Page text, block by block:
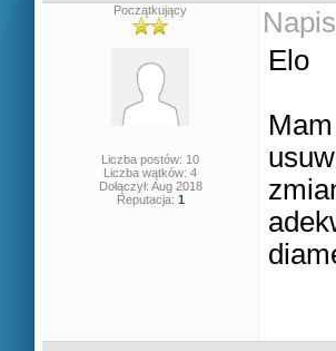
Początkujący
Liczba postów: 10
Liczba wątków: 4
Dołączył: Aug 2018
Reputacja: 1
Elo